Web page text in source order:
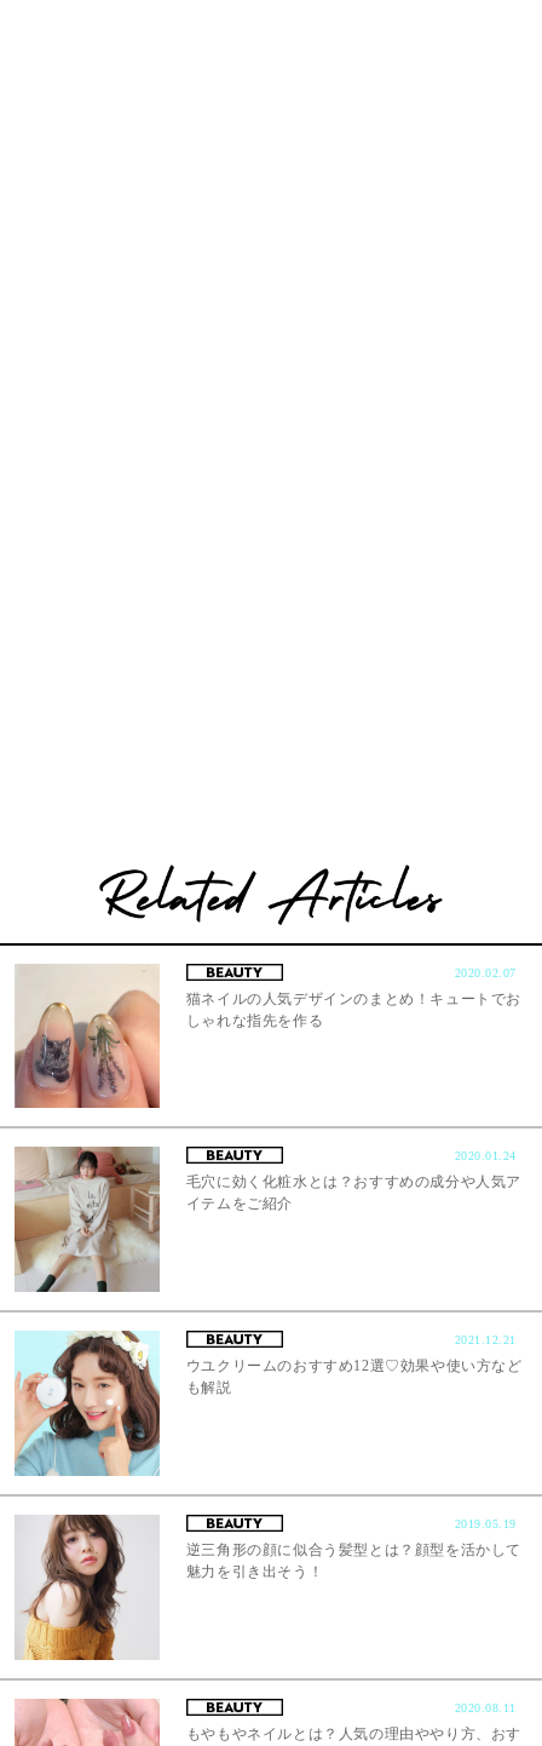
2020.02.07
猫ネイルの人気デザインのまとめ！キュートでお
しゃれな指先を作る
2020.01.24
毛穴に効く化粧水とは？おすすめの成分や人気ア
イテムをご紹介
2021.12.21
ウユクリームのおすすめ12選♡効果や使い方など
も解説
2019.05.19
逆三角形の顔に似合う髪型とは？顔型を活かして
魅力を引き出そう！
2020.08.11
もやもやネイルとは？人気の理由ややり方、おす